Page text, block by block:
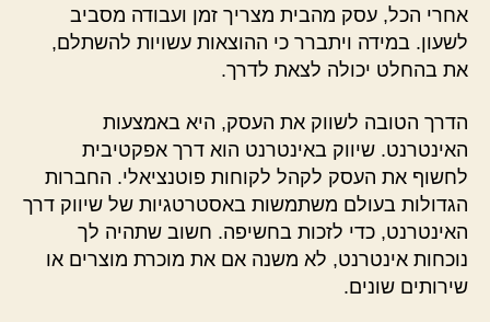
אחרי הכל, עסק מהבית מצריך זמן ועבודה מסביב
לשעון. במידה ויתברר כי ההוצאות עשויות להשתלם,
את בהחלט יכולה לצאת לדרך.
הדרך הטובה לשווק את העסק, היא באמצעות
האינטרנט. שיווק באינטרנט הוא דרך אפקטיבית
לחשוף את העסק לקהל לקוחות פוטנציאלי. החברות
הגדולות בעולם משתמשות באסטרטגיות של שיווק דרך
האינטרנט, כדי לזכות בחשיפה. חשוב שתהיה לך
נוכחות אינטרנט, לא משנה אם את מוכרת מוצרים או
שירותים שונים.